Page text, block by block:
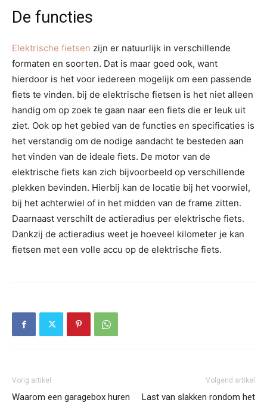
De functies
Elektrische fietsen zijn er natuurlijk in verschillende
formaten en soorten. Dat is maar goed ook, want
hierdoor is het voor iedereen mogelijk om een passende
fiets te vinden. bij de elektrische fietsen is het niet alleen
handig om op zoek te gaan naar een fiets die er leuk uit
ziet. Ook op het gebied van de functies en specificaties is
het verstandig om de nodige aandacht te besteden aan
het vinden van de ideale fiets. De motor van de
elektrische fiets kan zich bijvoorbeeld op verschillende
plekken bevinden. Hierbij kan de locatie bij het voorwiel,
bij het achterwiel of in het midden van de frame zitten.
Daarnaast verschilt de actieradius per elektrische fiets.
Dankzij de actieradius weet je hoeveel kilometer je kan
fietsen met een volle accu op de elektrische fiets.
Vorig artikel
Waarom een garagebox huren
Volgend artikel
Last van slakken rondom het